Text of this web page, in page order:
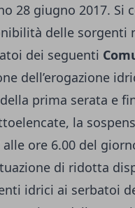
28 giugno 2017. Si
delle sorgenti
dei seguenti
dell’erogazione
prima serata e
la
ore 6.00 del
di ridotta
idrici ai serbatoi